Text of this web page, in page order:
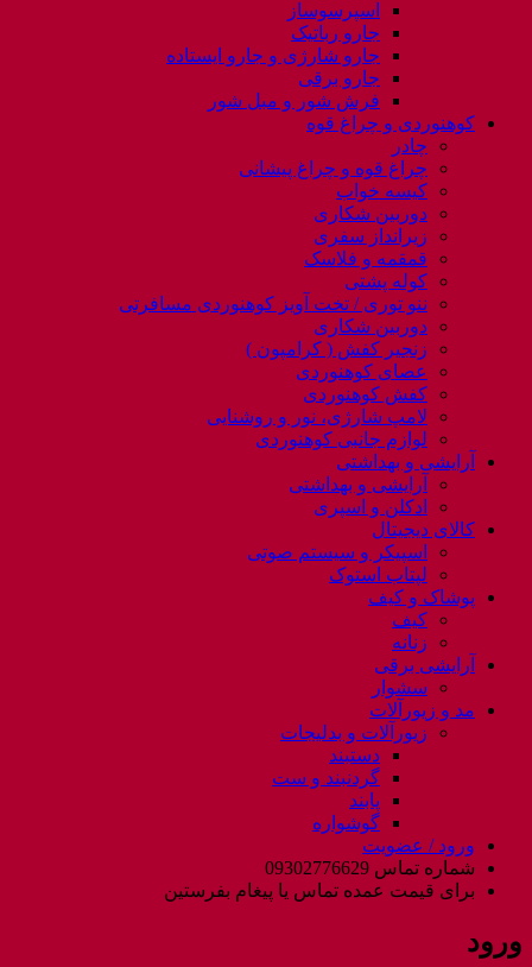
اسپرسوساز
جارو رباتیک
جارو شارژی و جارو ایستاده
جارو برقی
فرش شور و مبل شور
کوهنوردی و چراغ قوه
چادر
چراغ قوه و چراغ پیشانی
کیسه خواب
دوربین شکاری
زیرانداز سفری
قمقمه و فلاسک
کوله پشتی
ننو توری / تخت آویز کوهنوردی مسافرتی
دوربین شکاری
زنجیر کفش ( کرامپون )
عصای کوهنوردی
کفش کوهنوردی
لامپ شارژی، نور و روشنایی
لوازم جانبی کوهنوردی
آرایشی و بهداشتی
آرایشی و بهداشتی
ادکلن و اسپری
کالای دیجیتال
اسپیکر و سیستم صوتی
لپتاب استوک
پوشاک و کیف
کیف
زنانه
آرایشی برقی
سشوار
مد و زیورآلات
زیورآلات و بدلیجات
دستبند
گردنبند و ست
پابند
گوشواره
ورود / عضویت
شماره تماس 09302776629
برای قیمت عمده تماس یا پیغام بفرستین
ورود